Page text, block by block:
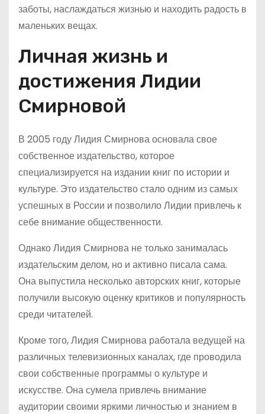
заботы, наслаждаться жизнью и находить радость в
маленьких вещах.
Личная жизнь и
достижения Лидии
Смирновой
В 2005 году Лидия Смирнова основала свое
собственное издательство, которое
специализируется на издании книг по истории и
культуре. Это издательство стало одним из самых
успешных в России и позволило Лидии привлечь к
себе внимание общественности.
Однако Лидия Смирнова не только занималась
издательским делом, но и активно писала сама.
Она выпустила несколько авторских книг, которые
получили высокую оценку критиков и популярность
среди читателей.
Кроме того, Лидия Смирнова работала ведущей на
различных телевизионных каналах, где проводила
свои собственные программы о культуре и
искусстве. Она сумела привлечь внимание
аудитории своими яркими личностью и знанием в